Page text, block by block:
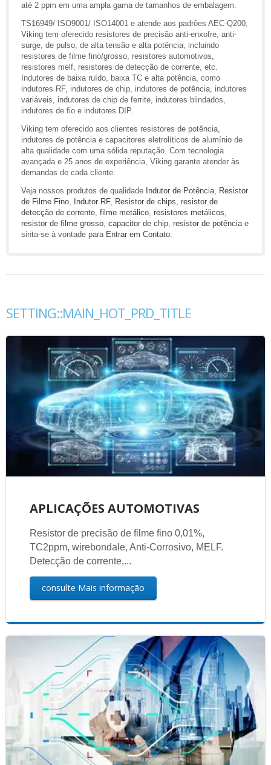
até 2 ppm em uma ampla gama de tamanhos de embalagem.
TS16949/ ISO9001/ ISO14001 e atende aos padrões AEC-Q200,
Viking tem oferecido resistores de precisão anti-enxofre, anti-
surge, de pulso, de alta tensão e alta potência, incluindo
resistores de filme fino/grosso, resistores automotivos,
resistores melf, resistores de detecção de corrente, etc.
Indutores de baixa ruído, baixa TC e alta potência, como
indutores RF, indutores de chip, indutores de potência, indutores
variáveis, indutores de chip de ferrite, indutores blindados,
indutores de fio e indutores DIP.
Viking tem oferecido aos clientes resistores de potência,
indutores de potência e capacitores eletrolíticos de alumínio de
alta qualidade com uma sólida reputação. Com tecnologia
avançada e 25 anos de experiência, Viking garante atender às
demandas de cada cliente.
Veja nossos produtos de qualidade Indutor de Potência, Resistor
de Filme Fino, Indutor RF, Resistor de chips, resistor de
detecção de corrente, filme metálico, resistores metálicos,
resistor de filme grosso, capacitor de chip, resistor de potênciae
sinta-se à vontade para Entrar em Contato.
SETTING::MAIN_HOT_PRD_TITLE
APLICAÇÕES AUTOMOTIVAS
Resistor de precisão de filme fino 0,01%,
TC2ppm, wirebondale, Anti-Corrosivo, MELF.
Detecção de corrente,...
consulte Mais informação